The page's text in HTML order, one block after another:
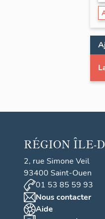
RÉGION ÎLE-
2, rue Simone Veil
93400 Saint-Ouen
01 53 85 59 93
Nous contacter
Aide